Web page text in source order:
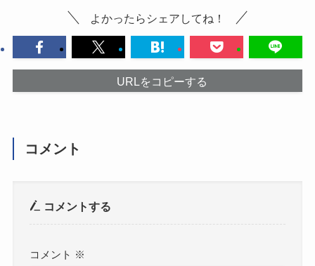
よかったらシェアしてね！
URLをコピーする
コメント
コメントする
コメント ※